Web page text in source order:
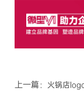
上一篇： 火锅店